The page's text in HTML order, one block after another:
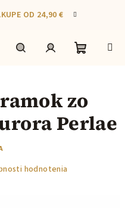
OD 24,90 €
košík
zo
Perlae
hodnotenia